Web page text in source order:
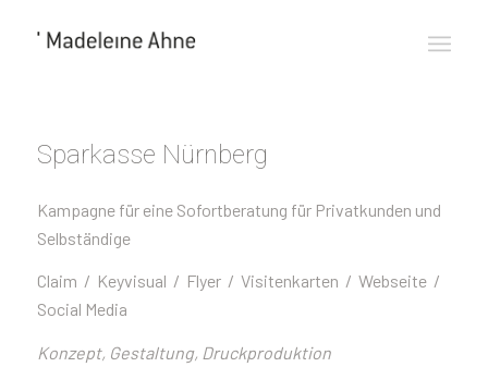
Sparkasse Nürnberg
Kampagne für eine Sofortberatung für Privatkunden und
Selbständige
Claim / Keyvisual / Flyer / Visitenkarten / Webseite /
Social Media
Konzept, Gestaltung, Druckproduktion